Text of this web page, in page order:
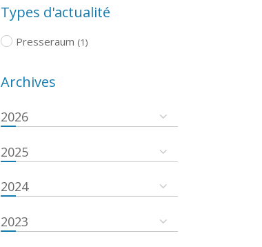
Types d'actualité
Presseraum (1)
Archives
2026
2025
2024
2023